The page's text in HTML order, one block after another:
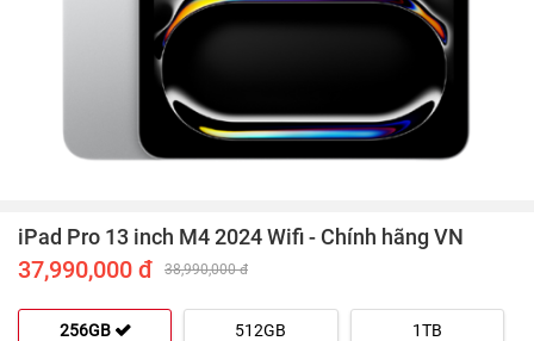
iPad Pro 13 inch M4 2024 Wifi - Chính hãng VN
37,990,000 đ 38,990,000 đ
256GB
512GB
1TB